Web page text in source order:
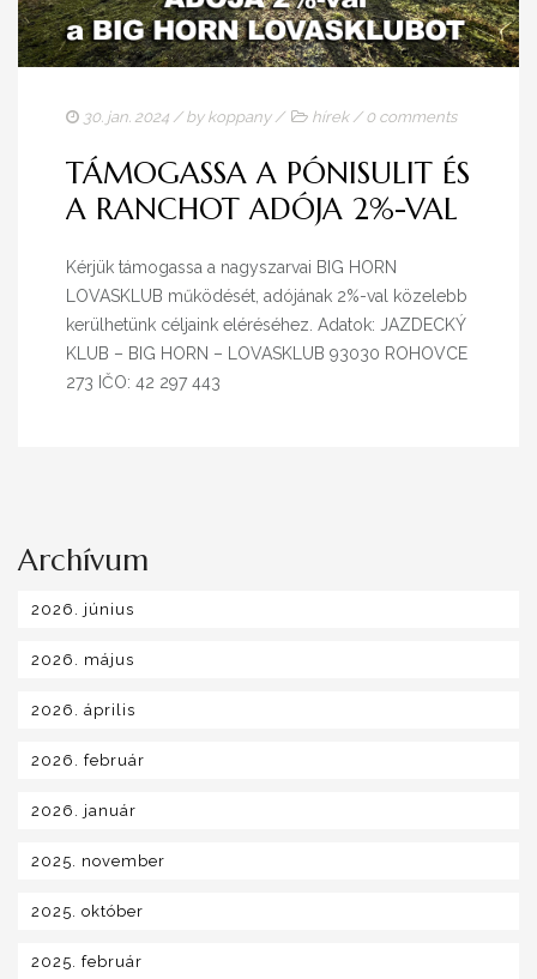
30. jan. 2024 / by koppany/ hírek/ 0 comments
TÁMOGASSA A PÓNISULIT ÉS
A RANCHOT ADÓJA 2%-VAL
Kérjük támogassa a nagyszarvai BIG HORN
LOVASKLUB működését, adójának 2%-val közelebb
kerülhetünk céljaink eléréséhez. Adatok: JAZDECKÝ
KLUB – BIG HORN – LOVASKLUB 93030 ROHOVCE
273 IČO: 42 297 443
Archívum
2026. június
2026. május
2026. április
2026. február
2026. január
2025. november
2025. október
2025. február